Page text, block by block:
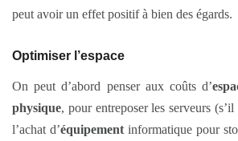
peut avoir un effet positif à bien des égards.
Optimiser l’espace
On peut d’abord penser aux coûts d’
physique, pour entreposer les serveurs
l’achat d’équipement informatique pour